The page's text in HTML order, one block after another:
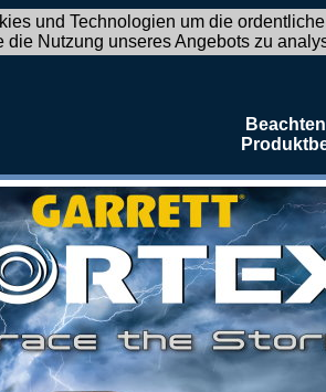
und Technologien um die
die Nutzung unseres Angebots zu